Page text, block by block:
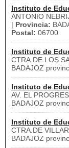
Instituto de
ANTONIO
| Provincia:
Postal: 06700
Instituto de
CTRA.DE LOS
BADAJOZ
Instituto de
AV. EL
BADAJOZ
Instituto de
CTRA.DE
BADAJOZ